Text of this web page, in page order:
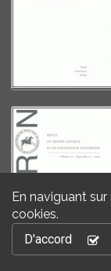
En naviguant
cookies.
D'accord